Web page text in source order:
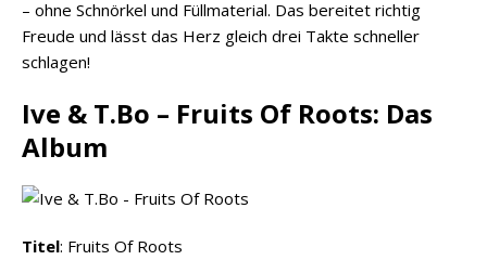
– ohne Schnörkel und Füllmaterial. Das bereitet richtig
Freude und lässt das Herz gleich drei Takte schneller
schlagen!
Ive & T.Bo – Fruits Of Roots: Das
Album
Titel: Fruits Of Roots